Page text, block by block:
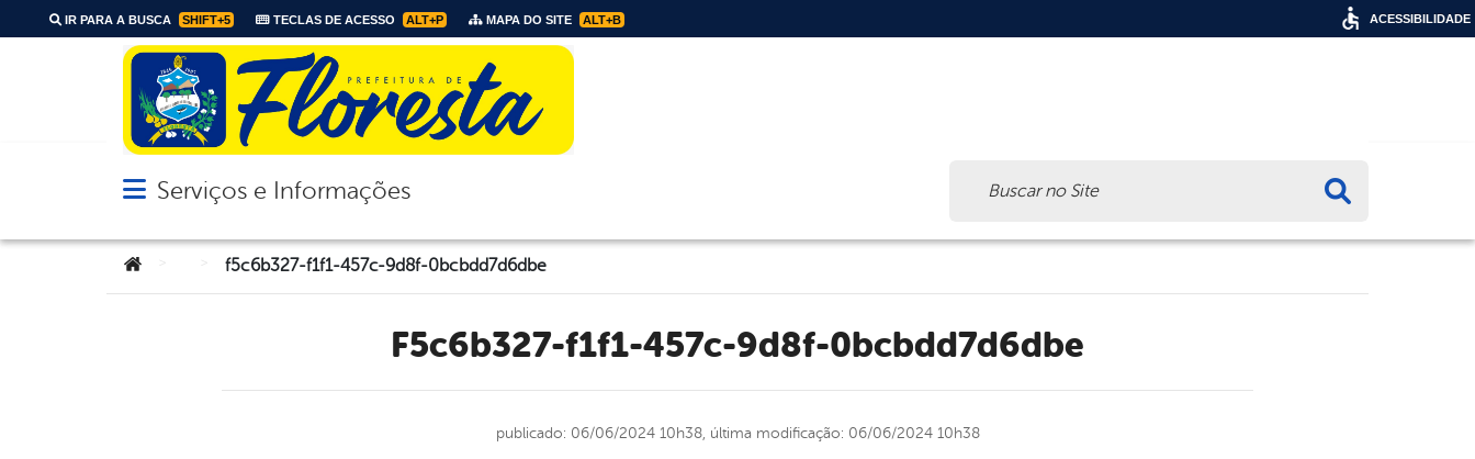
IR PARA A BUSCA SHIFT+5 TECLAS DE ACESSO ALT+P MAPA DO SITE ALT+B
Abrir menu principal de navegação
Serviços e Informações
Você está aqui:f5c6b327-f1f1-457c-9d8f-0bcbdd7d6dbe
f5c6b327-f1f1-457c-9d8f-0bcbdd7d6dbe
publicado: 06/06/2024 10h38, última modificação: 06/06/2024 10h38
ACESSIBILIDADE